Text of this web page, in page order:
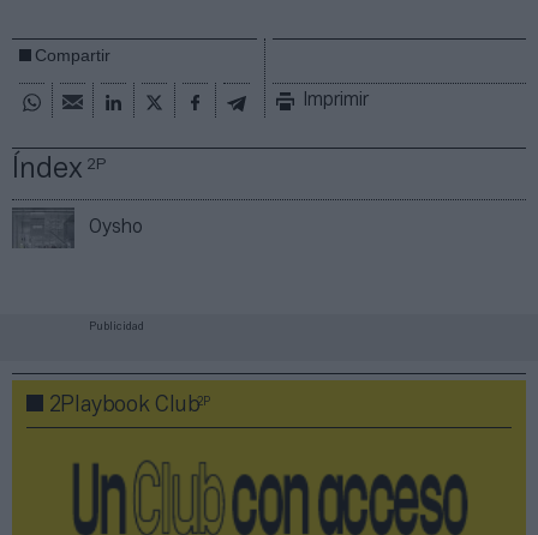
Índex2P
Oysho
Compartir
Imprimir
Publicidad
2Playbook Club2P